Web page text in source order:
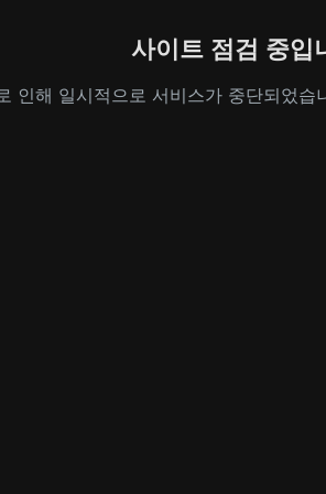
사이트 점검 중입
인해 일시적으로 서비스가 중단되었습